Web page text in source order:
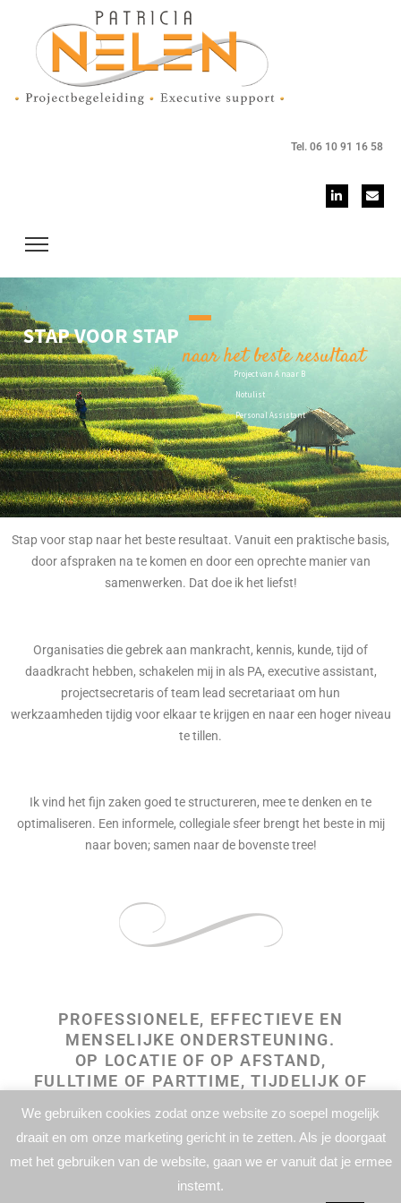
Tel. 06 10 91 16 58
STAP VOOR STAP
Project van A naar B
naar het beste resultaat
Notulist
Personal Assistant
Structuur & Efficiency
Evenementen
Stap voor stap naar het beste resultaat. Vanuit een praktische basis,
door afspraken na te komen en door een oprechte manier van
samenwerken. Dat doe ik het liefst!
Organisaties die gebrek aan mankracht, kennis, kunde, tijd of
daadkracht hebben, schakelen mij in als PA, executive assistant,
projectsecretaris of team lead secretariaat om hun
werkzaamheden tijdig voor elkaar te krijgen en naar een hoger niveau
te tillen.
Ik vind het fijn zaken goed te structureren, mee te denken en te
optimaliseren. Een informele, collegiale sfeer brengt het beste in mij
naar boven; samen naar de bovenste tree!
PROFESSIONELE, EFFECTIEVE EN
MENSELIJKE ONDERSTEUNING.
OP LOCATIE OF OP AFSTAND,
FULLTIME OF PARTTIME, TIJDELIJK OF
We gebruiken cookies zodat onze website zo soepel mogelijk
draait en om onze marketing gericht in te zetten. Als je doorgaat
met het gebruiken van de website, gaan we er vanuit dat je ermee
instemt.